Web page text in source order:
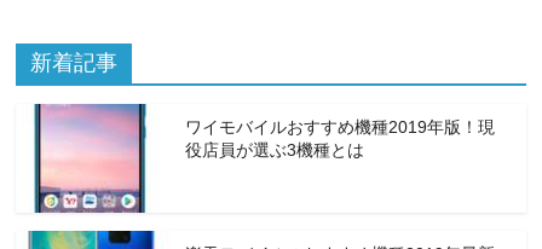
新着記事
ワイモバイルおすすめ機種2019年版！現
役店員が選ぶ3機種とは